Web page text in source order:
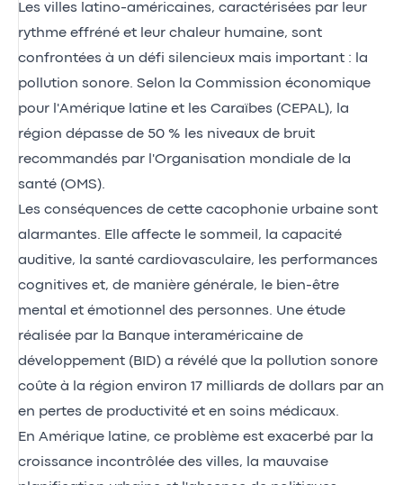
Les villes latino-américaines, caractérisées par leur
rythme effréné et leur chaleur humaine, sont
confrontées à un défi silencieux mais important : la
pollution sonore. Selon la Commission économique
pour l'Amérique latine et les Caraïbes (CEPAL), la
région dépasse de 50 % les niveaux de bruit
recommandés par l'Organisation mondiale de la
santé (OMS).
Les conséquences de cette cacophonie urbaine sont
alarmantes. Elle affecte le sommeil, la capacité
auditive, la santé cardiovasculaire, les performances
cognitives et, de manière générale, le bien-être
mental et émotionnel des personnes. Une étude
réalisée par la Banque interaméricaine de
développement (BID) a révélé que la pollution sonore
coûte à la région environ 17 milliards de dollars par an
en pertes de productivité et en soins médicaux.
En Amérique latine, ce problème est exacerbé par la
croissance incontrôlée des villes, la mauvaise